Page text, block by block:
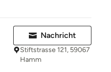
Nachricht
Stiftstrasse 121, 59067
Hamm